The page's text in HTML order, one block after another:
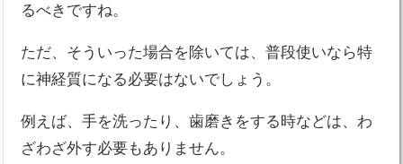
るべきですね。
ただ、そういった場合を除いては、普段使いなら特
に神経質になる必要はないでしょう。
例えば、手を洗ったり、歯磨きをする時などは、わ
ざわざ外す必要もありません。